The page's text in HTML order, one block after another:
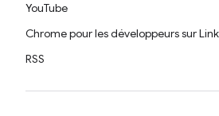
YouTube
Chrome pour les développeurs sur
RSS